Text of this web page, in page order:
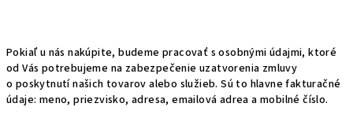
Pokiaľ u nás nakúpite, budeme pracovať s osobnými údajmi, ktoré
od Vás potrebujeme na zabezpečenie uzatvorenia zmluvy
o poskytnutí našich tovarov alebo služieb. Sú to hlavne fakturačné
údaje: meno, priezvisko, adresa, emailová adrea a mobilné číslo.